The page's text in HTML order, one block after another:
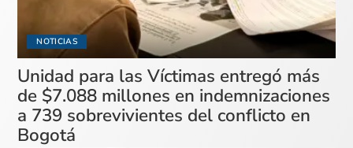
NOTICIAS
Unidad para las Víctimas entregó más
de $7.088 millones en indemnizaciones
a 739 sobrevivientes del conflicto en
Bogotá